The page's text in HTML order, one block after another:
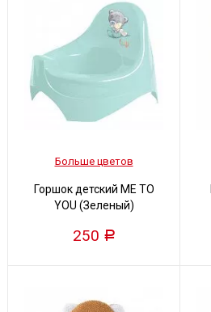
Больше цветов
Горшок детский ME TO
YOU (Зеленый)
250 Р